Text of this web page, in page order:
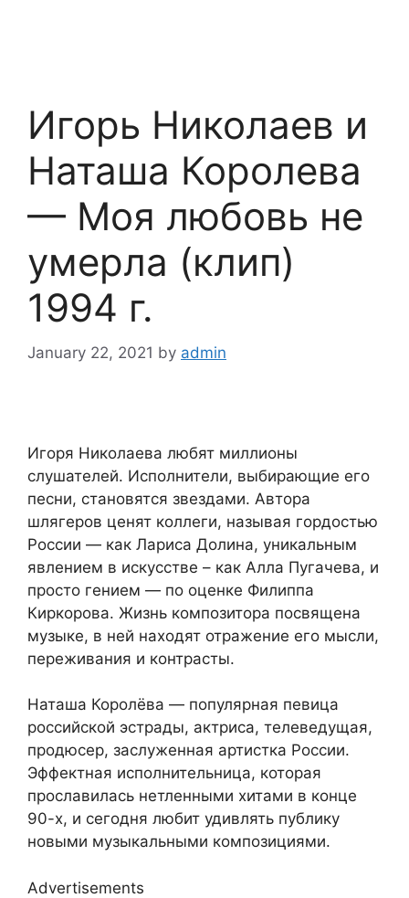
Игорь Николаев и
Наташа Королева
— Моя любовь не
yмерла (клип)
1994 г.
January 22, 2021 by admin
Игоря Николаева любят миллионы
слушателей. Исполнители, выбирающие его
песни, становятся звездами. Автора
шлягеров ценят коллеги, называя гордостью
России — как Лариса Долина, уникальным
явлением в искусстве – как Алла Пугачева, и
просто гением — по оценке Филиппа
Киркорова. Жизнь композитора посвящена
музыке, в ней находят отражение его мысли,
переживания и контрасты.
Наташа Королёва — популярная певица
российской эстрады, актриса, телеведущая,
продюсер, заслуженная артистка России.
Эффектная исполнительница, которая
прославилась нетленными хитами в конце
90-х, и сегодня любит удивлять публику
новыми музыкальными композициями.
Advertisements